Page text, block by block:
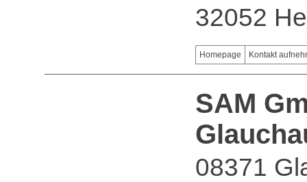
32052
Homepage Kontakt
SAM
08371